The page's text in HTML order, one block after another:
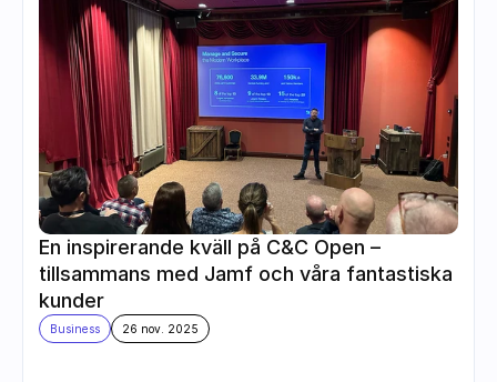
En inspirerande kväll på C&C Open –
tillsammans med Jamf och våra fantastiska
kunder
Business 26 nov. 2025